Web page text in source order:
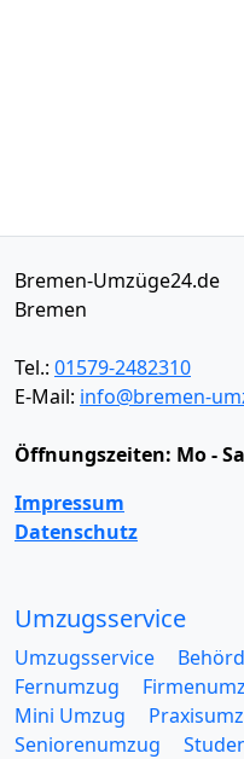
Bremen-Umzüge24.de
Bremen
Tel.: 01579-2482310
E-Mail: info@bremen-
Öffnungszeiten: Mo -
Impressum
Datenschutz
Umzugsservice
Umzugsservice
Fernumzug
Mini Umzug
Seniorenumzug